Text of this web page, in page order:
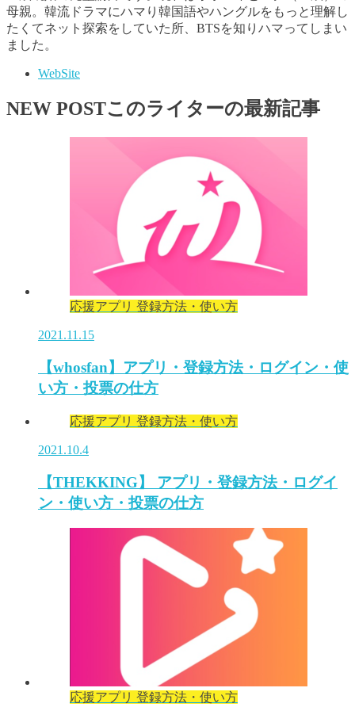
母親。韓流ドラマにハマり韓国語やハングルをもっと理解し
たくてネット探索をしていた所、BTSを知りハマってしまい
ました。
WebSite
NEW POSTこのライターの最新記事
応援アプリ 登録方法・使い方
2021.11.15
【whosfan】アプリ・登録方法・ログイン・使
い方・投票の仕方
応援アプリ 登録方法・使い方
2021.10.4
【THEKKING】 アプリ・登録方法・ログイ
ン・使い方・投票の仕方
応援アプリ 登録方法・使い方